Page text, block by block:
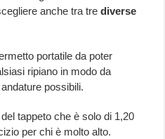
anche tra trediverse
portatile da poter
ripiano in modo da
possibili.
tappeto che è solo di 1,20
per chi è molto alto.